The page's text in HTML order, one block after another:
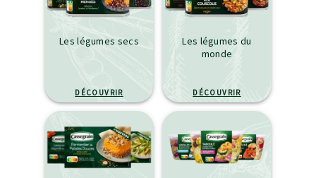
Les légumes secs
DÉCOUVRIR
Les légumes du
monde
DÉCOUVRIR